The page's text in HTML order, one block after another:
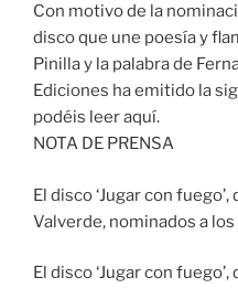
Con motivo de la
disco que une poesía y
Pinilla y la palabra de
Ediciones ha emitido la
podéis leer aquí.
NOTA DE PRENSA
El disco ‘Jugar con
Valverde, nominados a
El disco ‘Jugar con